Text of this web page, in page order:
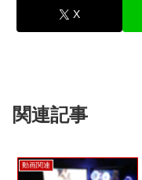
X
関連記事
動画関連